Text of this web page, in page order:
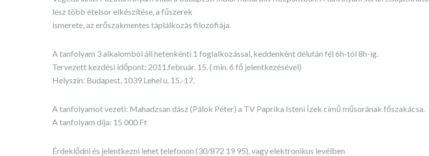
lesz több ételsor elkészítése, a fűszerek
ismerete, az erőszakmentes táplálkozás filozófiája.
A tanfolyam 3 alkalomból áll hetenkénti 1 foglalkozással, keddenként délután fél 6h-tól 8h-ig.
Tervezett kezdési időpont: 2011.február. 15. ( min. 6 fő jelentkezésével)
Helyszín: Budapest, 1039 Lehel u. 15.-17.
A tanfolyamot vezeti: Mahadzsan dász (Pálok Péter) a TV Paprika Isteni Ízek című műsorának főszakácsa.
A tanfolyam díja: 15 000 Ft
Érdeklődni és jelentkezni lehet telefonon (30/872 19 95), vagy elektronikus levélben